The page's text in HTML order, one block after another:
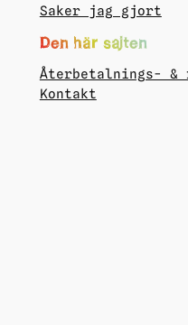
Saker jag gjort
Den här sajten
Återbetalnings- &
Kontakt